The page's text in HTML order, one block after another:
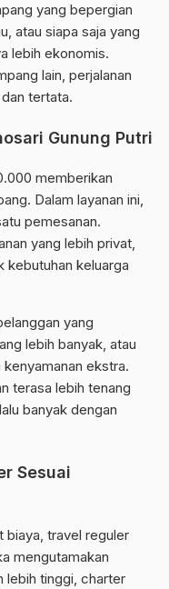
yang bepergian
atau siapa saja yang
lebih ekonomis.
lain, perjalanan
tertata.
Gunung Putri
memberikan
Dalam layanan ini,
pemesanan.
yang lebih privat,
kebutuhan keluarga
yang
lebih banyak, atau
ekstra.
terasa lebih tenang
banyak dengan
Sesuai
biaya, travel reguler
mengutamakan
lebih tinggi, charter